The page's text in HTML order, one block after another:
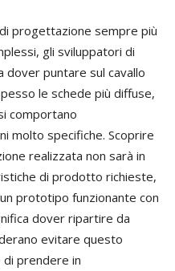
progettazione sempre più
gli sviluppatori di
puntare sul cavallo
le schede più diffuse,
comportano
molto specifiche. Scoprire
realizzata non sarà in
di prodotto richieste,
prototipo funzionante con
dover ripartire da
evitare questo
prendere in